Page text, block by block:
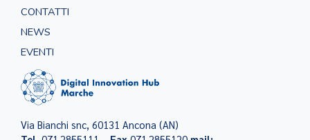
CONTATTI
NEWS
EVENTI
Via Bianchi snc, 60131 Ancona (AN)